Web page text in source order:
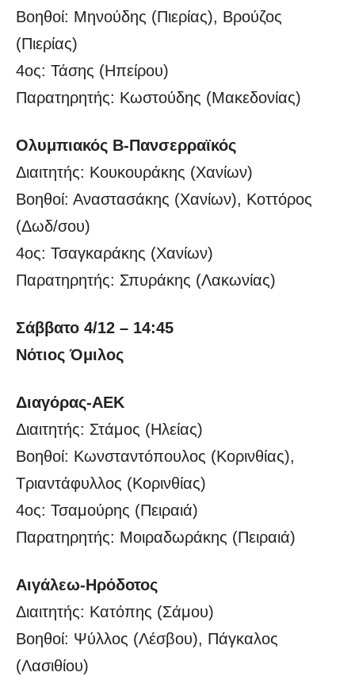
Βοηθοί: Μηνούδης (Πιερίας), Βρούζος
(Πιερίας)
4ος: Τάσης (Ηπείρου)
Παρατηρητής: Κωστούδης (Μακεδονίας)
Ολυμπιακός Β-Πανσερραϊκός
Διαιτητής: Κουκουράκης (Χανίων)
Βοηθοί: Αναστασάκης (Χανίων), Κοττόρος
(Δωδ/σου)
4ος: Τσαγκαράκης (Χανίων)
Παρατηρητής: Σπυράκης (Λακωνίας)
Σάββατο 4/12 – 14:45
Νότιος Όμιλος
Διαγόρας-ΑΕΚ
Διαιτητής: Στάμος (Ηλείας)
Βοηθοί: Κωνσταντόπουλος (Κορινθίας),
Τριαντάφυλλος (Κορινθίας)
4ος: Τσαμούρης (Πειραιά)
Παρατηρητής: Μοιραδωράκης (Πειραιά)
Αιγάλεω-Ηρόδοτος
Διαιτητής: Κατόπης (Σάμου)
Βοηθοί: Ψύλλος (Λέσβου), Πάγκαλος
(Λασιθίου)